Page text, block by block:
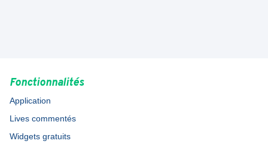
Fonctionnalités
Application
Lives commentés
Widgets gratuits